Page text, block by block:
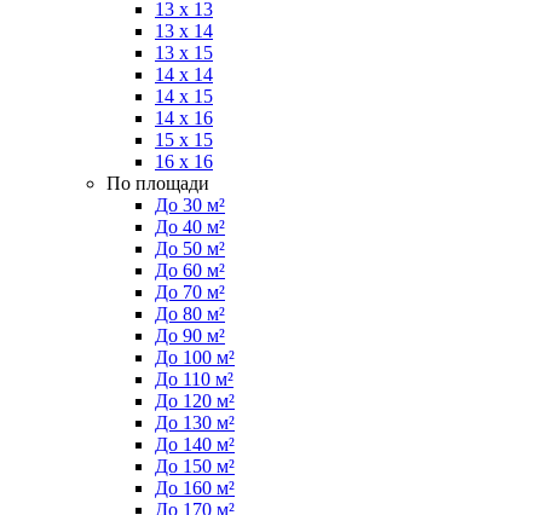
13 x 13
13 x 14
13 x 15
14 x 14
14 x 15
14 x 16
15 x 15
16 x 16
По площади
До 30 м²
До 40 м²
До 50 м²
До 60 м²
До 70 м²
До 80 м²
До 90 м²
До 100 м²
До 110 м²
До 120 м²
До 130 м²
До 140 м²
До 150 м²
До 160 м²
До 170 м²